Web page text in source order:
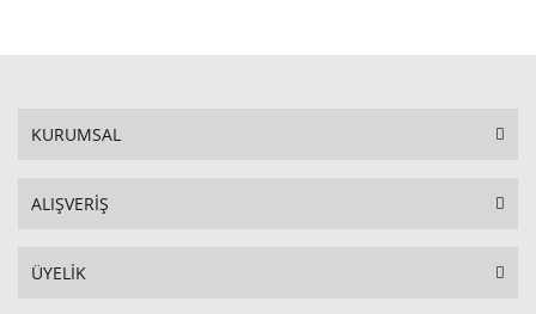
KURUMSAL
ALIŞVERİŞ
ÜYELİK